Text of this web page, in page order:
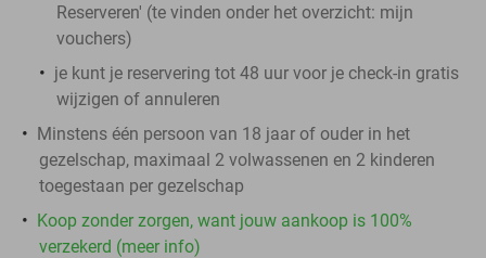
Reserveren' (te vinden onder het overzicht: mijn
vouchers)
je kunt je reservering tot 48 uur voor je check-in gratis
wijzigen of annuleren
Minstens één persoon van 18 jaar of ouder in het
gezelschap, maximaal 2 volwassenen en 2 kinderen
toegestaan per gezelschap
Koop zonder zorgen, want jouw aankoop is 100%
verzekerd (meer info)